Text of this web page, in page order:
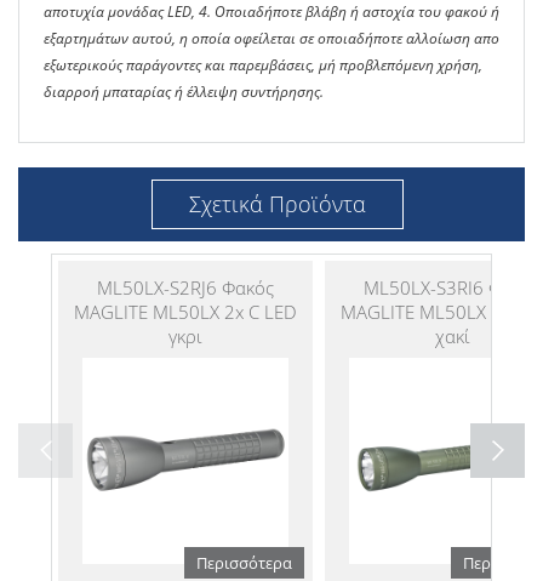
αποτυχία μονάδας LED, 4. Οποιαδήποτε βλάβη ή αστοχία του φακού ή
εξαρτημάτων αυτού, η οποία οφείλεται σε οποιαδήποτε αλλοίωση απο
εξωτερικούς παράγοντες και παρεμβάσεις, μή προβλεπόμενη χρήση,
διαρροή μπαταρίας ή έλλειψη συντήρησης.
Σχετικά Προϊόντα
ML50LX-S2RJ6 Φακός
MAGLITE ML50LX 2x C LED
γκρι
Περισσότερα
ML50LX-S3RI6 Φακός
MAGLITE ML50LX 3x C
χακί